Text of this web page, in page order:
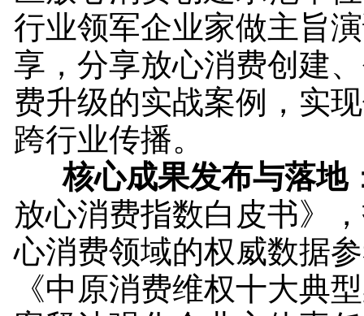
行业领军企业家做主旨
享，分享放心消费创建
费升级的实战案例，实
跨行业传播。
核心成果发布与落地
放心消费指数白皮书》
心消费领域的权威数据
《中原消费维权十大典